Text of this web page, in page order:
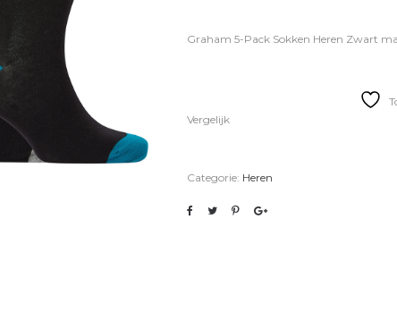
Graham 5-Pack Sokken Heren Zwart
Vergelijk
Categorie: Heren